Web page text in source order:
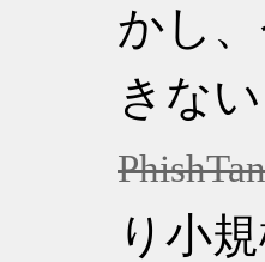
かし
きな
り小